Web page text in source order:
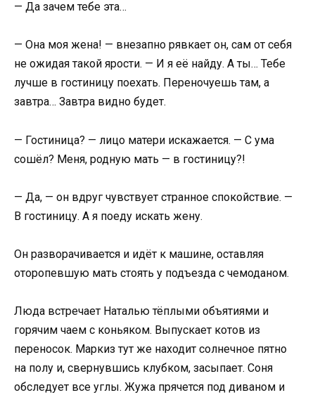
— Да зачем тебе эта…
— Она моя жена! — внезапно рявкает он, сам от себя
не ожидая такой ярости. — И я её найду. А ты… Тебе
лучше в гостиницу поехать. Переночуешь там, а
завтра… Завтра видно будет.
— Гостиница? — лицо матери искажается. — С ума
сошёл? Меня, родную мать — в гостиницу?!
— Да, — он вдруг чувствует странное спокойствие. —
В гостиницу. А я поеду искать жену.
Он разворачивается и идёт к машине, оставляя
оторопевшую мать стоять у подъезда с чемоданом.
Люда встречает Наталью тёплыми объятиями и
горячим чаем с коньяком. Выпускает котов из
переносок. Маркиз тут же находит солнечное пятно
на полу и, свернувшись клубком, засыпает. Соня
обследует все углы. Жужа прячется под диваном и